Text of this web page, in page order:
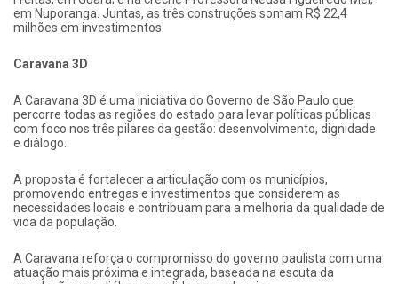
em Nuporanga. Juntas, as três construções somam R$ 22,4
milhões em investimentos.
Caravana 3D
A Caravana 3D é uma iniciativa do Governo de São Paulo que
percorre todas as regiões do estado para levar políticas públicas
com foco nos três pilares da gestão: desenvolvimento, dignidade
e diálogo.
A proposta é fortalecer a articulação com os municípios,
promovendo entregas e investimentos que considerem as
necessidades locais e contribuam para a melhoria da qualidade de
vida da população.
A Caravana reforça o compromisso do governo paulista com uma
atuação mais próxima e integrada, baseada na escuta da